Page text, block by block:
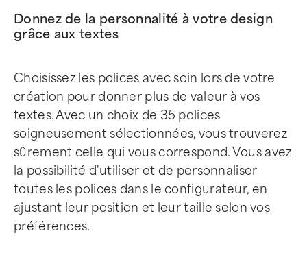
Donnez de la personnalité à votre design
grâce aux textes
Choisissez les polices avec soin lors de votre
création pour donner plus de valeur à vos
textes. Avec un choix de 35 polices
soigneusement sélectionnées, vous trouverez
sûrement celle qui vous correspond. Vous avez
la possibilité d'utiliser et de personnaliser
toutes les polices dans le configurateur, en
ajustant leur position et leur taille selon vos
préférences.